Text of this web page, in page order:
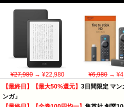
¥27,980→ ¥22,980 ¥6,980→
【最終日】【最大50%還元】 3日間限定 マン
ンガ」